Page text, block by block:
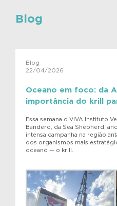
Blog
Blog
22/04/2026
Oceano em foco: da
importância do krill
Essa semana o VIVA Instituto
Bandero, da Sea Shepherd,
intensa campanha na região
dos organismos mais
oceano — o krill.